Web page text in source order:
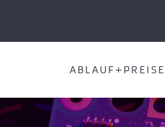
ABLAUF+PREISE